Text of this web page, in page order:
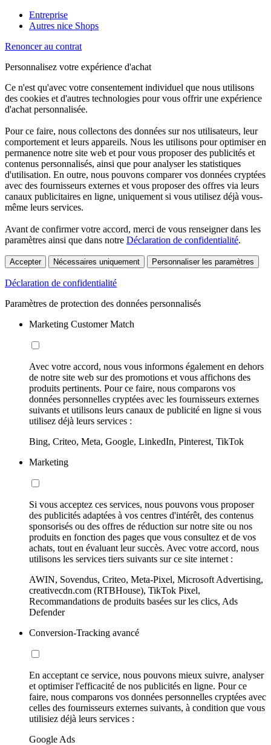
Entreprise
Autres nice Shops
Renoncer au contrat
Personnalisez votre expérience d'achat
Ce n'est qu'avec votre consentement individuel que nous utilisons
des cookies et d'autres technologies pour vous offrir une expérience
d'achat personnalisée.
Pour ce faire, nous collectons des données sur nos utilisateurs, leur
comportement et leurs appareils. Nous les utilisons pour optimiser en
permanence notre site web et pour vous proposer des publicités et
contenus personnalisés, ainsi que pour analyser les statistiques
d'utilisation. En outre, nous pouvons comparer vos données cryptées
avec des fournisseurs externes et vous proposer des offres via leurs
canaux publicitaires en ligne, uniquement si vous utilisez déjà vous-
même leurs services.
Avant de confirmer votre accord, merci de vous renseigner dans les
paramètres ainsi que dans notre Déclaration de confidentialité.
Accepter Nécessaires uniquement Personnaliser les paramètres
Déclaration de confidentialité
Paramètres de protection des données personnalisés
Marketing Customer Match
Avec votre accord, nous vous informons également en dehors
de notre site web sur des promotions et vous affichons des
produits pertinents. Pour ce faire, nous comparons vos
données personnelles cryptées avec les fournisseurs externes
suivants et utilisons leurs canaux de publicité en ligne si vous
utilisez déjà leurs services :
Bing, Criteo, Meta, Google, LinkedIn, Pinterest, TikTok
Marketing
Si vous acceptez ces services, nous pouvons vous proposer
des publicités adaptées à vos centres d'intérêt, des contenus
sponsorisés ou des offres de réduction sur notre site ou nos
produits en fonction des pages que vous consultez et de vos
achats, tout en évaluant leur succès. Avec votre accord, nous
utilisons les services tiers suivants sur ce site internet :
AWIN, Sovendus, Criteo, Meta-Pixel, Microsoft Advertising,
creativecdn.com (RTBHouse), TikTok Pixel,
Recommandations de produits basées sur les clics, Ads
Defender
Conversion-Tracking avancé
En acceptant ce service, nous pouvons mieux suivre, analyser
et optimiser l'efficacité de nos publicités en ligne. Pour ce
faire, nous comparons vos données personnelles cryptées avec
celles des fournisseurs externes suivants, à condition que vous
utilisiez déjà leurs services :
Google Ads